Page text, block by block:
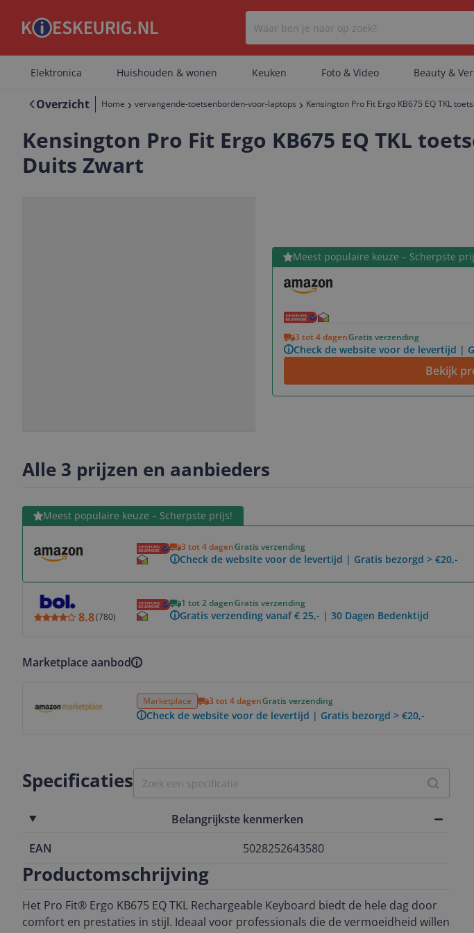
Er zijn geen
Elektronica Huishouden & wonen Keuken Foto & Video Beauty &
Overzicht Home vervangende-toetsenborden-voor-laptops Kensington Pro Fit Ergo KB675 EQ TKL
Kensington Pro Fit Ergo KB675 EQ TKL
Duits Zwart
Meest populaire keuze – Scherpste
3 tot 4 dagenGratis verzending
Check de website voor de levertijd |
Bekijk
Bekijk product
Alle 3 prijzen en aanbieders
Meest populaire keuze – Scherpste prijs!
3 tot 4 dagenGratis verzending
Check de website voor de levertijd | Gratis bezorgd > €20,-
Bekijk product
8.8(780)
1 tot 2 dagenGratis verzending
Gratis verzending vanaf € 25,- | 30 Dagen Bedenktijd
Marketplace aanbod
Marketplace 3 tot 4 dagenGratis verzending
Check de website voor de levertijd | Gratis bezorgd > €20,-
Specificaties
Belangrijkste kenmerken
EAN
5028252643580
Productomschrijving
Het Pro Fit® Ergo KB675 EQ TKL Rechargeable Keyboard biedt de hele dag door
comfort en prestaties in stijl. Ideaal voor professionals die de vermoeidheid willen